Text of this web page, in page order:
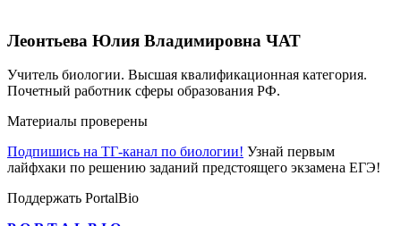
Леонтьева Юлия Владимировна ЧАТ
Учитель биологии. Высшая квалификационная категория.
Почетный работник сферы образования РФ.
Материалы проверены
Подпишись на ТГ-канал по биологии! Узнай первым
лайфхаки по решению заданий предстоящего экзамена ЕГЭ!
Поддержать PortalBio